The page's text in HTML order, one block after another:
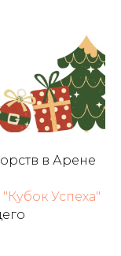
в Арене
"Кубок Успеха"